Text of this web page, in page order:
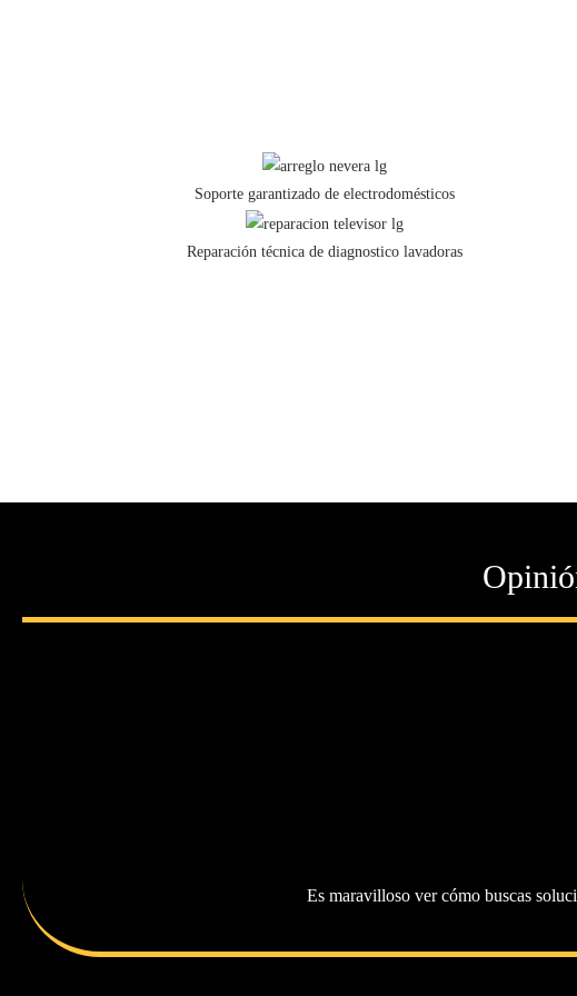
Soporte garantizado de electrodomésticos
Reparación técnica de diagnostico lavadoras
Es maravilloso ver cómo buscas